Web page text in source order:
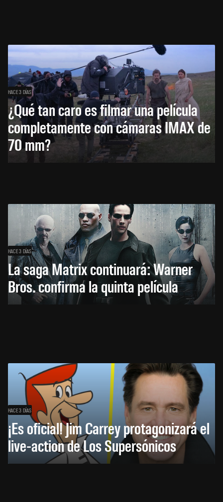
HACE 3 DÍAS
¿Qué tan caro es filmar una película
completamente con cámaras IMAX de
70 mm?
HACE 3 DÍAS
La saga Matrix continuará: Warner
Bros. confirma la quinta película
HACE 3 DÍAS
¡Es oficial! Jim Carrey protagonizará el
live-action de Los Supersónicos